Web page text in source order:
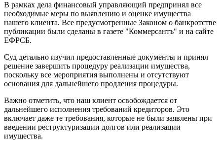
В рамках дела финансовый управляющий предпринял все
необходимые меры по выявлению и оценке имущества
нашего клиента. Все предусмотренные Законом о банкротстве
публикации были сделаны в газете "Коммерсантъ" и на сайте
ЕФРСБ.
Суд детально изучил предоставленные документы и принял
решение завершить процедуру реализации имущества,
поскольку все мероприятия выполнены и отсутствуют
основания для дальнейшего продления процедуры.
Важно отметить, что наш клиент освобождается от
дальнейшего исполнения требований кредиторов. Это
включает даже те требования, которые не были заявлены при
введении реструктуризации долгов или реализации
имущества.